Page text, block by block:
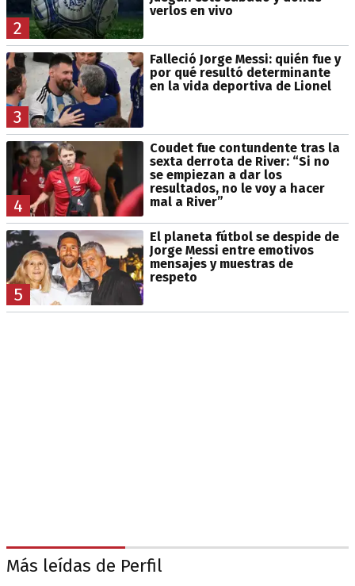
2
verlos en vivo
3
Falleció Jorge Messi: quién fue y
por qué resultó determinante
en la vida deportiva de Lionel
4
Coudet fue contundente tras la
sexta derrota de River: “Si no
se empiezan a dar los
resultados, no le voy a hacer
mal a River”
5
El planeta fútbol se despide de
Jorge Messi entre emotivos
mensajes y muestras de
respeto
Más leídas de Perfil